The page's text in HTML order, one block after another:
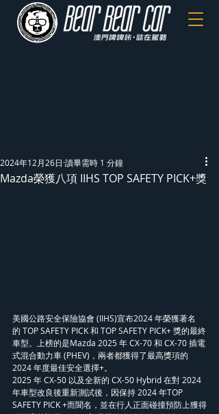
Mazda榮獲八項 IIHS TOP SAFETY PICK+獎
2024年12月26日 讀畢需時 1 分鐘
美國公路安全保險協會 (IIHS)宣布2024 年榮獲著名
的 TOP SAFETY PICK 和 TOP SAFETY PICK+ 獎的最終
車型。上榜的是Mazda 2025 年 CX-70 和 CX-70 插電
式混合動力車 (PHEV)，兩者都獲得了最高獎項的
2024 年度最佳安全選擇+。
2025 年 CX-50 以及全新的 CX-50 Hybrid 在對 2024
年車型改良後重新測試後，因保持 2024 年TOP
SAFETY PICK +而聞名，並在行人正面碰撞預防上獲得